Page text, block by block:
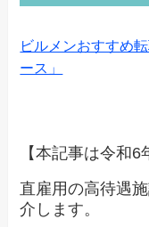
ビルメンおすすめ
ース」
【本記事は令和6
直雇用の高待遇
介します。